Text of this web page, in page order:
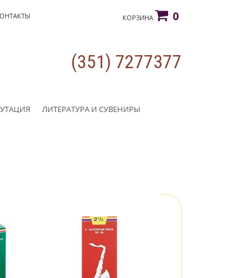
КОРЗИНА 0
(351) 7277377
ЛИТЕРАТУРА И СУВЕНИРЫ